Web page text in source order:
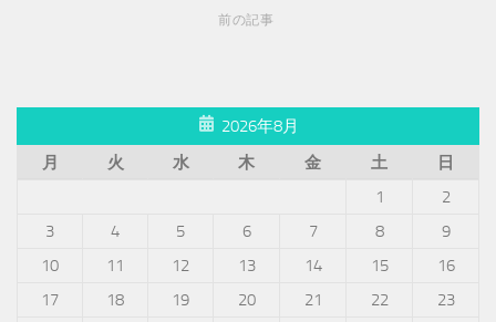
前の記事
2026年8月
月
火 水 木 金 土
日
1
2
3
4 5 6 7 8
9
10
11 12 13 14 15
16
17
18 19 20 21 22
23